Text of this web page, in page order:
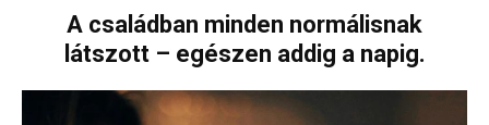
A családban minden normálisnak
látszott – egészen addig a napig.